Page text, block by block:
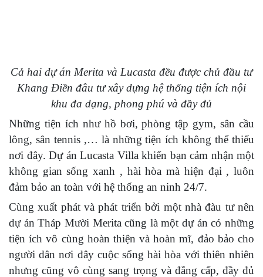
Cả hai dự án Merita và Lucasta đều được chủ đầu tư
Khang Điền đâu tư xây dựng hệ thống tiện ích nội
khu đa dạng, phong phú và đầy đủ
Những tiện ích như hồ bơi, phòng tập gym, sân cầu
lông, sân tennis ,… là những tiện ích không thể thiếu
nơi đây. Dự án Lucasta Villa khiến bạn cảm nhận một
không gian sống xanh , hài hòa mà hiện đại , luôn
đảm bảo an toàn với hệ thống an ninh 24/7.
Cùng xuất phát và phát triển bởi một nhà đàu tư nên
dự án Tháp Mười Merita cũng là một dự án có những
tiện ích vô cùng hoàn thiện và hoàn mĩ, đảo bảo cho
người dân nơi đây cuộc sống hài hòa với thiên nhiên
nhưng cũng vô cùng sang trọng và đẳng cấp, đầy đủ